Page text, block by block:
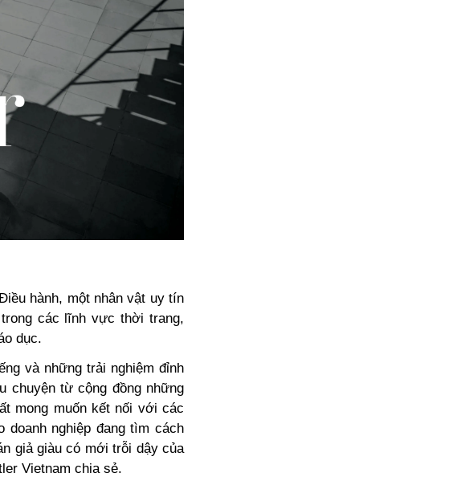
hành, một nhân vật uy tín
các lĩnh vực thời trang,
dục.
và những trải nghiệm đỉnh
chuyện từ cộng đồng những
mong muốn kết nối với các
nghiệp đang tìm cách
giả giàu có mới trỗi dậy của
Vietnam chia sẻ.